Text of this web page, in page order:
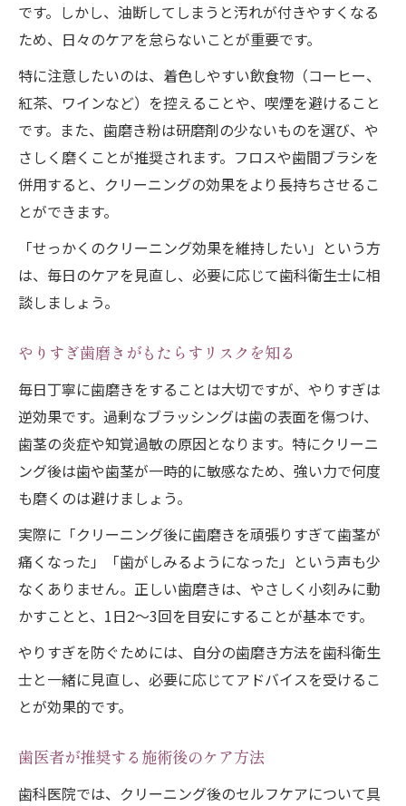
です。しかし、油断してしまうと汚れが付きやすくなる
ため、日々のケアを怠らないことが重要です。
特に注意したいのは、着色しやすい飲食物（コーヒー、
紅茶、ワインなど）を控えることや、喫煙を避けること
です。また、歯磨き粉は研磨剤の少ないものを選び、や
さしく磨くことが推奨されます。フロスや歯間ブラシを
併用すると、クリーニングの効果をより長持ちさせるこ
とができます。
「せっかくのクリーニング効果を維持したい」という方
は、毎日のケアを見直し、必要に応じて歯科衛生士に相
談しましょう。
やりすぎ歯磨きがもたらすリスクを知る
毎日丁寧に歯磨きをすることは大切ですが、やりすぎは
逆効果です。過剰なブラッシングは歯の表面を傷つけ、
歯茎の炎症や知覚過敏の原因となります。特にクリーニ
ング後は歯や歯茎が一時的に敏感なため、強い力で何度
も磨くのは避けましょう。
実際に「クリーニング後に歯磨きを頑張りすぎて歯茎が
痛くなった」「歯がしみるようになった」という声も少
なくありません。正しい歯磨きは、やさしく小刻みに動
かすことと、1日2〜3回を目安にすることが基本です。
やりすぎを防ぐためには、自分の歯磨き方法を歯科衛生
士と一緒に見直し、必要に応じてアドバイスを受けるこ
とが効果的です。
歯医者が推奨する施術後のケア方法
歯科医院では、クリーニング後のセルフケアについて具